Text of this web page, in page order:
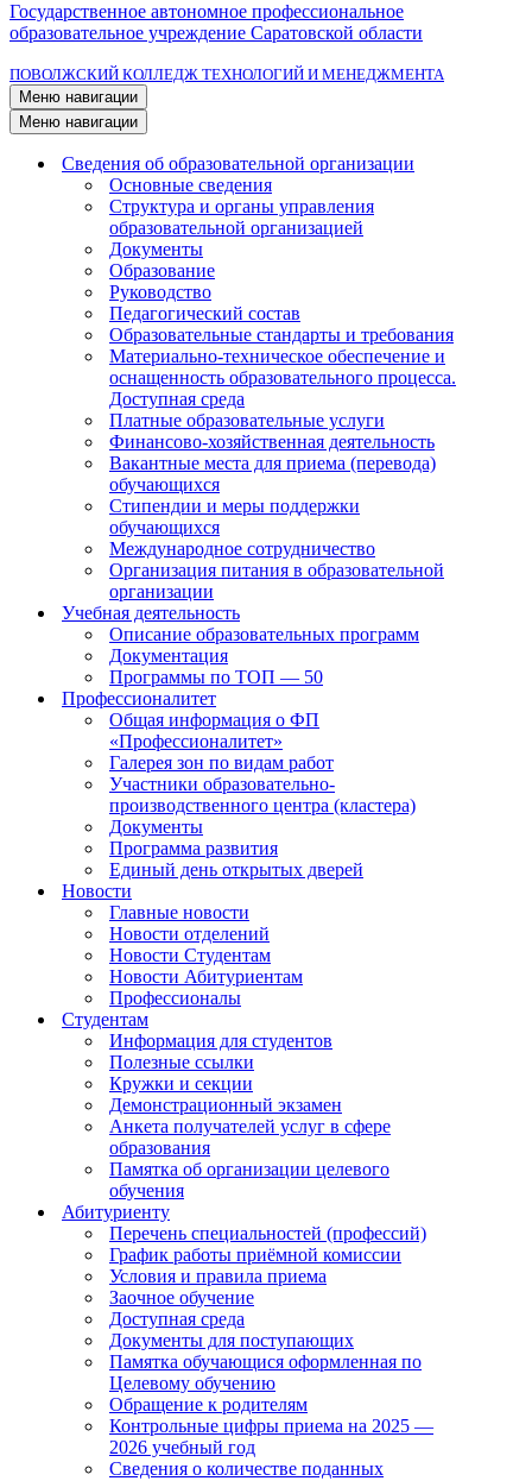
Государственное автономное профессиональное
образовательное учреждение Саратовской области
ПОВОЛЖСКИЙ КОЛЛЕДЖ ТЕХНОЛОГИЙ И МЕНЕДЖМЕНТА
Меню навигации
Меню навигации
Сведения об образовательной организации
Основные сведения
Структура и органы управления
образовательной организацией
Документы
Образование
Руководство
Педагогический состав
Образовательные стандарты и требования
Материально-техническое обеспечение и
оснащенность образовательного процесса.
Доступная среда
Платные образовательные услуги
Финансово-хозяйственная деятельность
Вакантные места для приема (перевода)
обучающихся
Стипендии и меры поддержки
обучающихся
Международное сотрудничество
Организация питания в образовательной
организации
Учебная деятельность
Описание образовательных программ
Документация
Программы по ТОП — 50
Профессионалитет
Общая информация о ФП
«Профессионалитет»
Галерея зон по видам работ
Участники образовательно-
производственного центра (кластера)
Документы
Программа развития
Единый день открытых дверей
Новости
Главные новости
Новости отделений
Новости Студентам
Новости Абитуриентам
Профессионалы
Студентам
Информация для студентов
Полезные ссылки
Кружки и секции
Демонстрационный экзамен
Анкета получателей услуг в сфере
образования
Памятка об организации целевого
обучения
Абитуриенту
Перечень специальностей (профессий)
График работы приёмной комиссии
Условия и правила приема
Заочное обучение
Доступная среда
Документы для поступающих
Памятка обучающися оформленная по
Целевому обучению
Обращение к родителям
Контрольные цифры приема на 2025 —
2026 учебный год
Сведения о количестве поданных